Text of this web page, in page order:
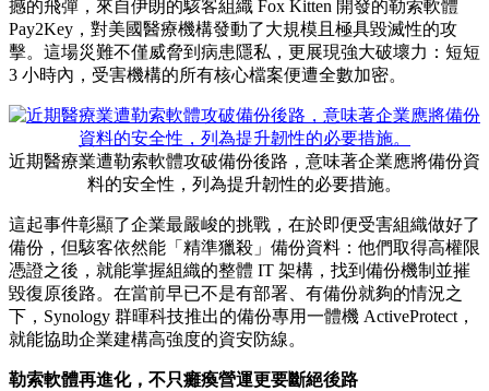
撼的飛彈，來自伊朗的駭客組織 Fox Kitten 開發的勒索軟體
Pay2Key，對美國醫療機構發動了大規模且極具毀滅性的攻
擊。這場災難不僅威脅到病患隱私，更展現強大破壞力：短短
3 小時內，受害機構的所有核心檔案便遭全數加密。
近期醫療業遭勒索軟體攻破備份後路，意味著企業應將備份資
料的安全性，列為提升韌性的必要措施。
這起事件彰顯了企業最嚴峻的挑戰，在於即便受害組織做好了
備份，但駭客依然能「精準獵殺」備份資料：他們取得高權限
憑證之後，就能掌握組織的整體 IT 架構，找到備份機制並摧
毀復原後路。在當前早已不是有部署、有備份就夠的情況之
下，Synology 群暉科技推出的備份專用一體機 ActiveProtect，
就能協助企業建構高強度的資安防線。
勒索軟體再進化，不只癱瘓營運更要斷絕後路